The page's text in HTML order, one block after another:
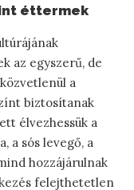
éttermek
az egyszerű, de
a
biztosítanak
élvezhessük a
a sós levegő, a
hozzájárulnak
felejthetetlen